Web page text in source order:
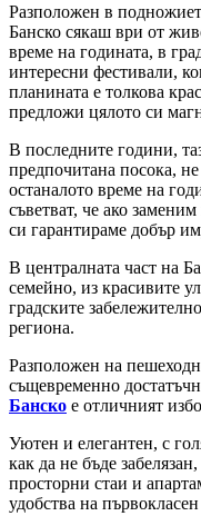
Разположен в
Банско сякаш ври от
време на годината, в
интересни фестивали,
планината е толкова
предложи цялото си
В последните години,
предпочитана посока,
останалото време на
съветват, че ако
си гарантираме добър
В централната част на
семейно, из красивите
градските
региона.
Разположен на
същевременно
Банско е отличният
Уютен и елегантен, с
как да не бъде
просторни стаи и
удобства на